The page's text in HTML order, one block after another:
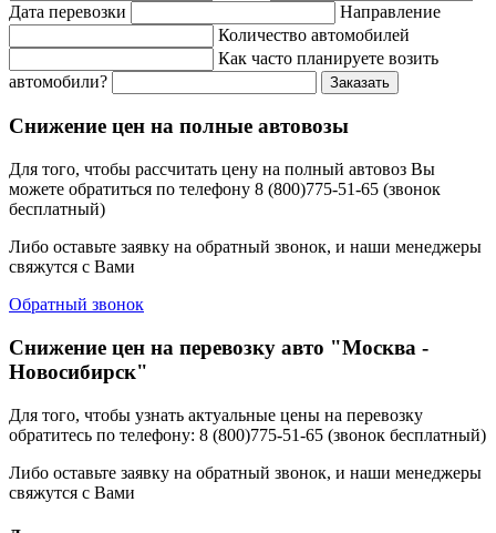
Дата перевозки
Направление
Количество автомобилей
Как часто планируете возить
автомобили?
Заказать
Снижение цен на полные автовозы
Для того, чтобы рассчитать цену на полный автовоз Вы
можете обратиться по телефону 8 (800)775-51-65 (звонок
бесплатный)
Либо оставьте заявку на обратный звонок, и наши менеджеры
свяжутся с Вами
Обратный звонок
Снижение цен на перевозку авто "Москва -
Новосибирск"
Для того, чтобы узнать актуальные цены на перевозку
обратитесь по телефону: 8 (800)775-51-65 (звонок бесплатный)
Либо оставьте заявку на обратный звонок, и наши менеджеры
свяжутся с Вами